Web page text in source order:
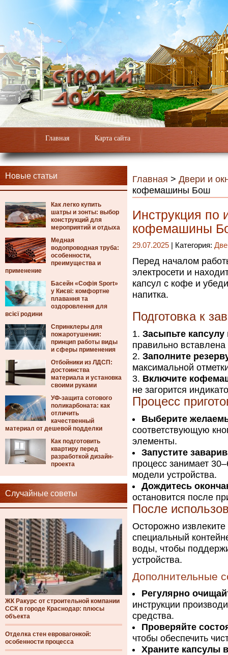
Главная Карта сайта
Новые статьи
Как легко купить
шатры и зонты: выбор
конструкций для
мероприятий и отдыха
Медная
водопроводная труба:
особенности,
преимущества и
применение
Басейн «Софія Sport»
у Києві: комфортне
плавання та
оздоровлення для
всієї родини
Спринклеры для
пожаротушения:
принцип работы виды
и сферы применения
Отбойники из ЛДСП:
достоинства
материала и установка
своими руками
УФ-защита сотового
поликарбоната: как
отличить
качественный
материал от дешевой подделки
Как подготовить
квартиру перед
разработкой дизайн-
проекта
Случайные советы
ЖК Ракурс от строительной компании
ССК в городе Краснодар: плюсы
объекта
Отделка стен евровагонкой:
особенности процесса
Главная > Двери и
кофемашины Бош
Инструкция по
кофемашины
29.07.2025 | Категория:
Перед началом
электросети и
капсул с кофе и
напитка.
Подготовка к
Засыпьте капсулу
правильно
Заполните
максимальной
Включите
не загорится
Процесс
Выберите
соответствующую
элементы.
Запустите
процесс занимает
модели устройства.
Дождитесь
остановится после
После
Осторожно
специальный
воды, чтобы
устройства.
Дополнительные
Регулярно
инструкции
средства.
Проверяйте
чтобы обеспечить
Храните капсулы